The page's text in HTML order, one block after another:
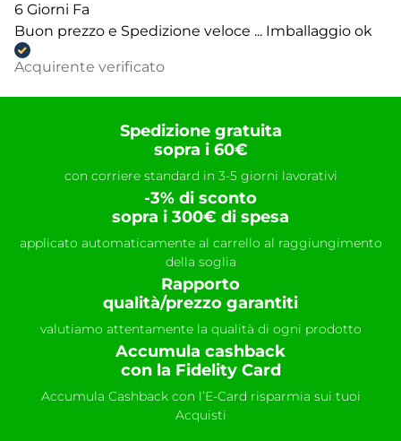
6 Giorni Fa
Buon prezzo e Spedizione veloce ... Imballaggio ok
Acquirente verificato
Spedizione gratuita
sopra i 60€
con corriere standard in 3-5 giorni lavorativi
-3% di sconto
sopra i 300€ di spesa
applicato automaticamente al carrello al raggiungimento
della soglia
Rapporto
qualità/prezzo garantiti
valutiamo attentamente la qualità di ogni prodotto
Accumula cashback
con la Fidelity Card
Accumula Cashback con l’E-Card risparmia sui tuoi
Acquisti